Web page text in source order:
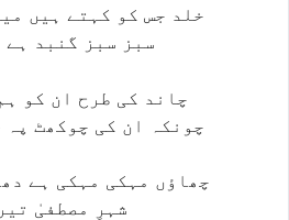
خلد جس کو کہتے ہیں
سبز سبز گنبد
چاند کی طرح ان کو
چونکہ ان کی چوکھٹ
چھاؤں مہکی مہکی ہے
شہرِ مصطفیٰ